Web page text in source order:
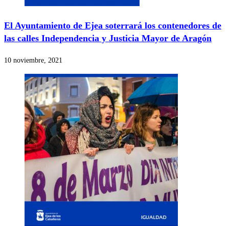
El Ayuntamiento de Ejea soterrará los contenedores de
las calles Independencia y Justicia Mayor de Aragón
10 noviembre, 2021